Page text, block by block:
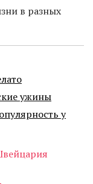
в разных
ужины
у